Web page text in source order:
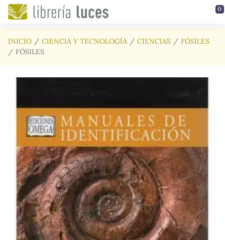
Saltar al contenido principal 0
INICIO CIENCIA Y TECNOLOGÍA CIENCIAS
FÓSILES
FÓSILES